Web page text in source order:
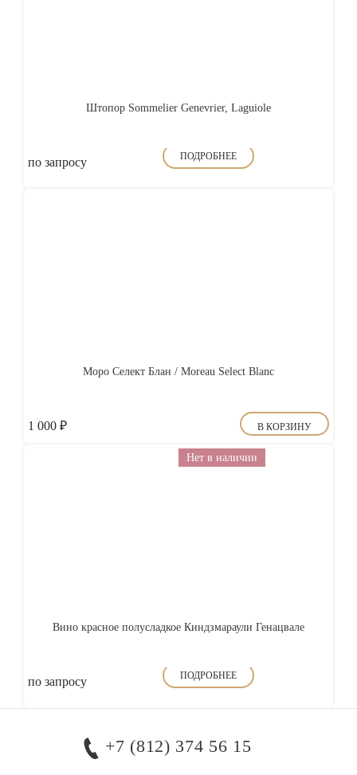
Штопор Sommelier Genevrier, Laguiole
по запросу ПОДРОБНЕЕ
Моро Селект Блан / Moreau Select Blanc
1 000 ₽ В КОРЗИНУ
Нет в наличии
Вино красное полусладкое Киндзмараули Генацвале
по запросу ПОДРОБНЕЕ
+7 (812) 374 56 15